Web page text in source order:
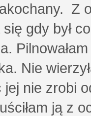
Z
się gdy był
Nie
jej nie zrobi
ją z